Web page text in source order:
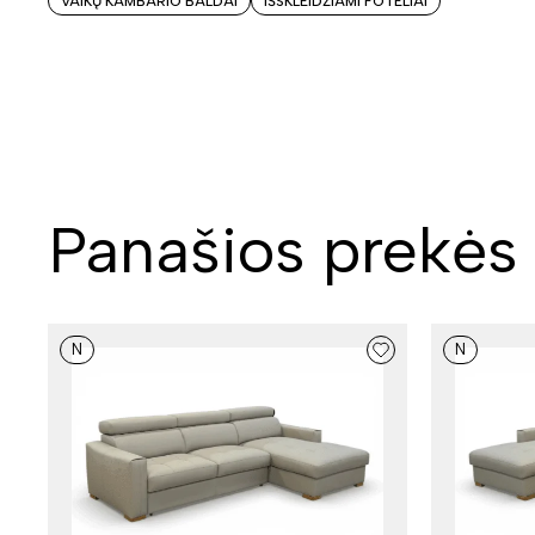
Panašios prekės
N N